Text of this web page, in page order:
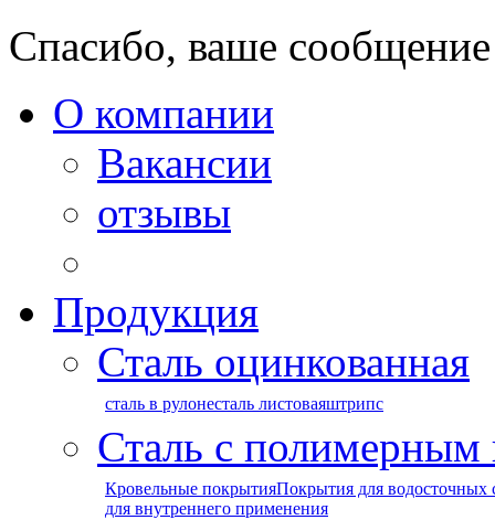
Спасибо, ваше сообщение
О компании
Вакансии
отзывы
Продукция
Сталь оцинкованная
сталь в рулонесталь листоваяштрипс
Сталь с
Кровельные покрытияПокрытия для водосточных
для внутреннего применения